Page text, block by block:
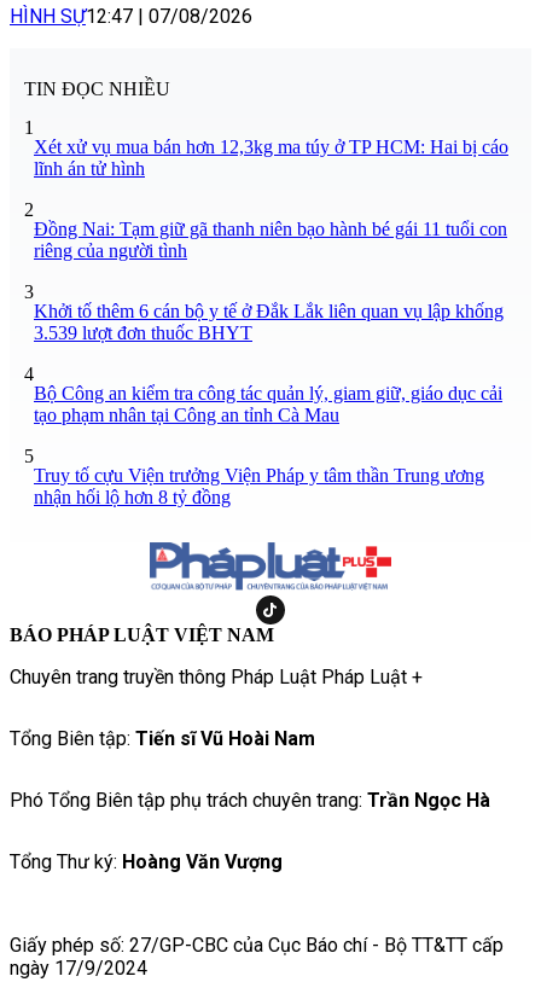
HÌNH SỰ12:47 | 07/08/2026
TIN ĐỌC NHIỀU
1
Xét xử vụ mua bán hơn 12,3kg ma túy ở TP HCM: Hai bị cáo
lĩnh án tử hình
2
Đồng Nai: Tạm giữ gã thanh niên bạo hành bé gái 11 tuổi con
riêng của người tình
3
Khởi tố thêm 6 cán bộ y tế ở Đắk Lắk liên quan vụ lập khống
3.539 lượt đơn thuốc BHYT
4
Bộ Công an kiểm tra công tác quản lý, giam giữ, giáo dục cải
tạo phạm nhân tại Công an tỉnh Cà Mau
5
Truy tố cựu Viện trưởng Viện Pháp y tâm thần Trung ương
nhận hối lộ hơn 8 tỷ đồng
BÁO PHÁP LUẬT VIỆT NAM
Chuyên trang truyền thông Pháp Luật Pháp Luật +
Tổng Biên tập: Tiến sĩ Vũ Hoài Nam
Phó Tổng Biên tập phụ trách chuyên trang: Trần Ngọc Hà
Tổng Thư ký: Hoàng Văn Vượng
Giấy phép số: 27/GP-CBC của Cục Báo chí - Bộ TT&TT cấp
ngày 17/9/2024